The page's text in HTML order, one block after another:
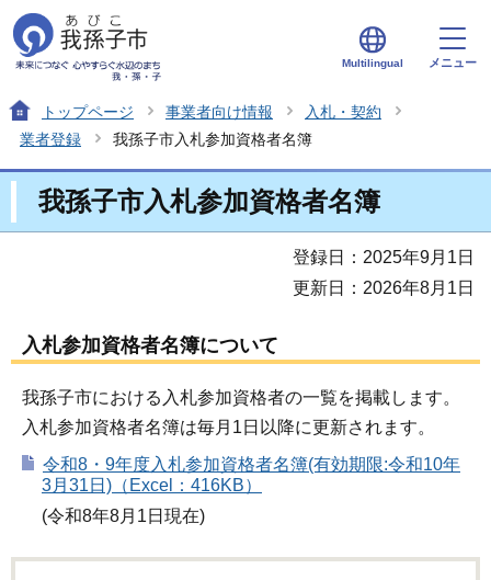
Multilingual メニュー
トップページ 事業者向け情報
入札・契約
業者登録
我孫子市入札参加資格者名簿
我孫子市入札参加資格者名簿
登録日：2025年9月1日
更新日：2026年8月1日
入札参加資格者名簿について
我孫子市における入札参加資格者の一覧を掲載します。
入札参加資格者名簿は毎月1日以降に更新されます。
令和8・9年度入札参加資格者名簿(有効期限:令和10年
3月31日)（Excel：416KB）
(令和8年8月1日現在)